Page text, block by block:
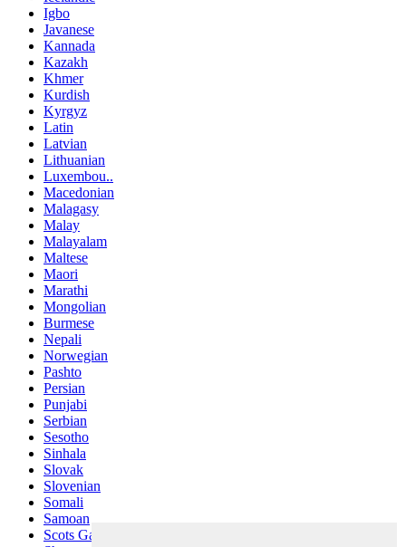
Igbo
Javanese
Kannada
Kazakh
Khmer
Kurdish
Kyrgyz
Latin
Latvian
Lithuanian
Luxembou..
Macedonian
Malagasy
Malay
Malayalam
Maltese
Maori
Marathi
Mongolian
Burmese
Nepali
Norwegian
Pashto
Persian
Punjabi
Serbian
Sesotho
Sinhala
Slovak
Slovenian
Somali
Samoan
Scots Gaelic